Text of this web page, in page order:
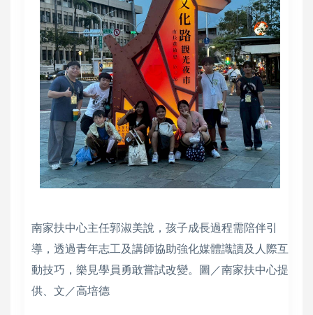
南家扶中心主任郭淑美說，孩子成長過程需陪伴引
導，透過青年志工及講師協助強化媒體識讀及人際互
動技巧，樂見學員勇敢嘗試改變。圖／南家扶中心提
供、文／高培德